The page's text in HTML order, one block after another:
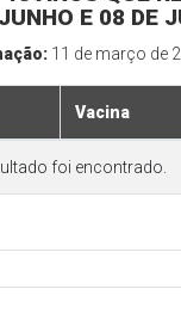
E 08 DE
11 de março de
Vacina
foi encontrado.